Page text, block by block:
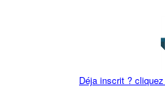
Déja inscrit ?